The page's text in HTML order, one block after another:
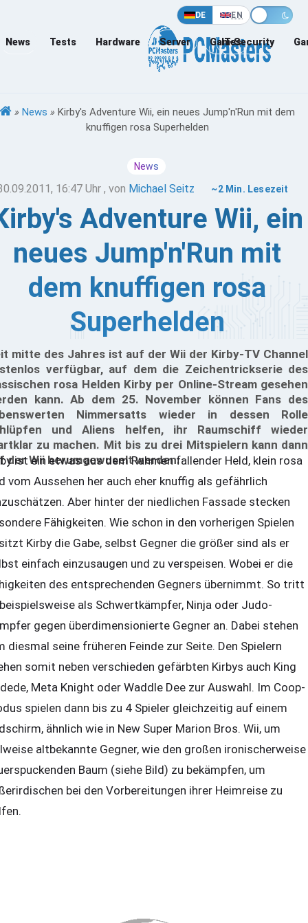
DE EN
News Tests Hardware Server Games
IT-Security
» News » Kirby's Adventure Wii, ein neues Jump'n'Run mit dem
knuffigen rosa Superhelden
News
16:47 Uhr , von Michael Seitz ~2 Min. Lesezeit
Adventure Wii, ein
neues Jump'n'Run mit
dem knuffigen rosa
Superhelden
mitte des Jahres ist auf der Wii der Kirby-TV Channel
verfügbar, auf dem die Zeichentrickserie des
rosa Helden Kirby per Online-Stream gesehen
kann. Ab dem 25. November können Fans des
Nimmersatts wieder in dessen Rolle
und Aliens helfen, ihr Raumschiff wieder
zu machen. Mit bis zu drei Mitspielern kann dann
der Wii herumgewuselt werden.
ist ein etwas aus dem Rahmen fallender Held, klein rosa
vom Aussehen her auch eher knuffig als gefährlich
Aber hinter der niedlichen Fassade stecken
Fähigkeiten. Wie schon in den vorherigen Spielen
Kirby die Gabe, selbst Gegner die größer sind als er
einfach einzusaugen und zu verspeisen. Wobei er die
des entsprechenden Gegners übernimmt. So tritt
als Schwertkämpfer, Ninja oder Judo-
gegen überdimensionierte Gegner an. Dabei stehen
diesmal seine früheren Feinde zur Seite. Den Spielern
somit neben verschieden gefärbten Kirbys auch King
Meta Knight oder Waddle Dee zur Auswahl. Im Coop-
spielen dann bis zu 4 Spieler gleichzeitig auf einem
ähnlich wie in New Super Marion Bros. Wii, um
altbekannte Gegner, wie den großen ironischerweise
Baum (siehe Bild) zu bekämpfen, um
bei den Vorbereitungen ihrer Heimreise zu